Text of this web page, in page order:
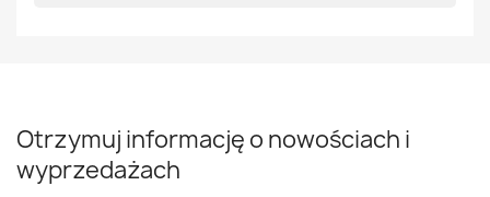
Otrzymuj informację o nowościach i
wyprzedażach